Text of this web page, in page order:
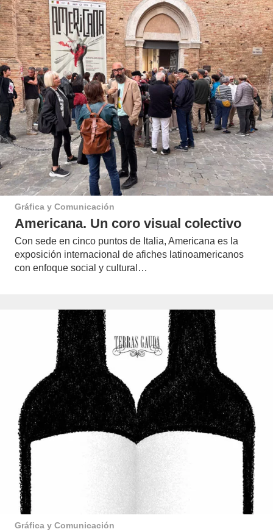
Gráfica y Comunicación
Americana. Un coro visual colectivo
Con sede en cinco puntos de Italia, Americana es la
exposición internacional de afiches latinoamericanos
con enfoque social y cultural…
Gráfica y Comunicación